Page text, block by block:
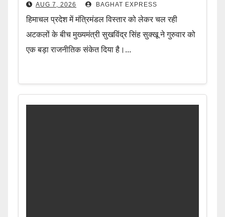
AUG 7, 2026 BAGHAT EXPRESS
हिमाचल प्रदेश में मंत्रिमंडल विस्तार को लेकर चल रही
अटकलों के बीच मुख्यमंत्री सुखविंद्र सिंह सुक्खू ने गुरुवार को
एक बड़ा राजनीतिक संकेत दिया है।...